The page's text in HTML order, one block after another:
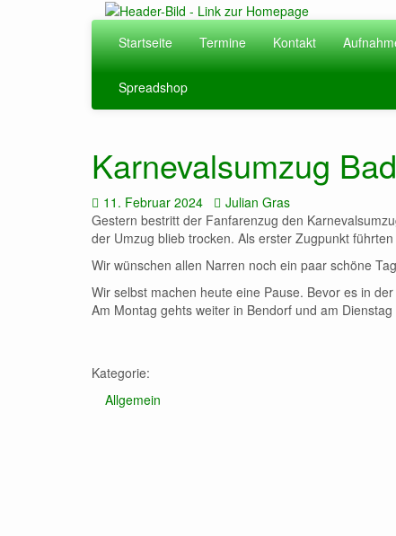
Startseite Termine Kontakt
Spreadshop
Karnevalsumzug
Datum:
11. Februar 2024 Autor:
Julian Gras
Gestern bestritt der Fanfarenzug den
der Umzug blieb trocken. Als erster Zugpunkt
Wir wünschen allen Narren noch ein paar schöne
Wir selbst machen heute eine Pause. Bevor es in
Am Montag gehts weiter in Bendorf und am
Kategorie:
Allgemein